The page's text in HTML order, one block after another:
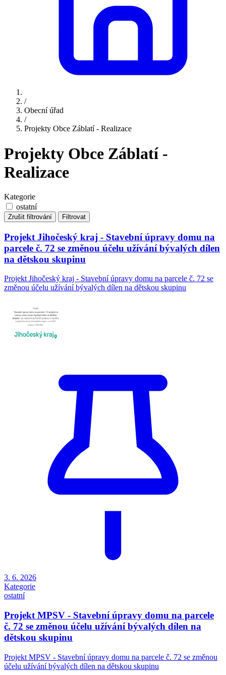
/
Obecní úřad
/
Projekty Obce Záblatí - Realizace
Projekty Obce Záblatí -
Realizace
Kategorie
ostatní
Zrušit filtrování Filtrovat
Projekt Jihočeský kraj - Stavební úpravy domu na
parcele č. 72 se změnou účelu užívání bývalých dílen
na dětskou skupinu
Projekt Jihočeský kraj - Stavební úpravy domu na parcele č. 72 se
změnou účelu užívání bývalých dílen na dětskou skupinu
3. 6. 2026
Kategorie
ostatní
Projekt MPSV - Stavební úpravy domu na parcele
č. 72 se změnou účelu užívání bývalých dílen na
dětskou skupinu
Projekt MPSV - Stavební úpravy domu na parcele č. 72 se změnou
účelu užívání bývalých dílen na dětskou skupinu